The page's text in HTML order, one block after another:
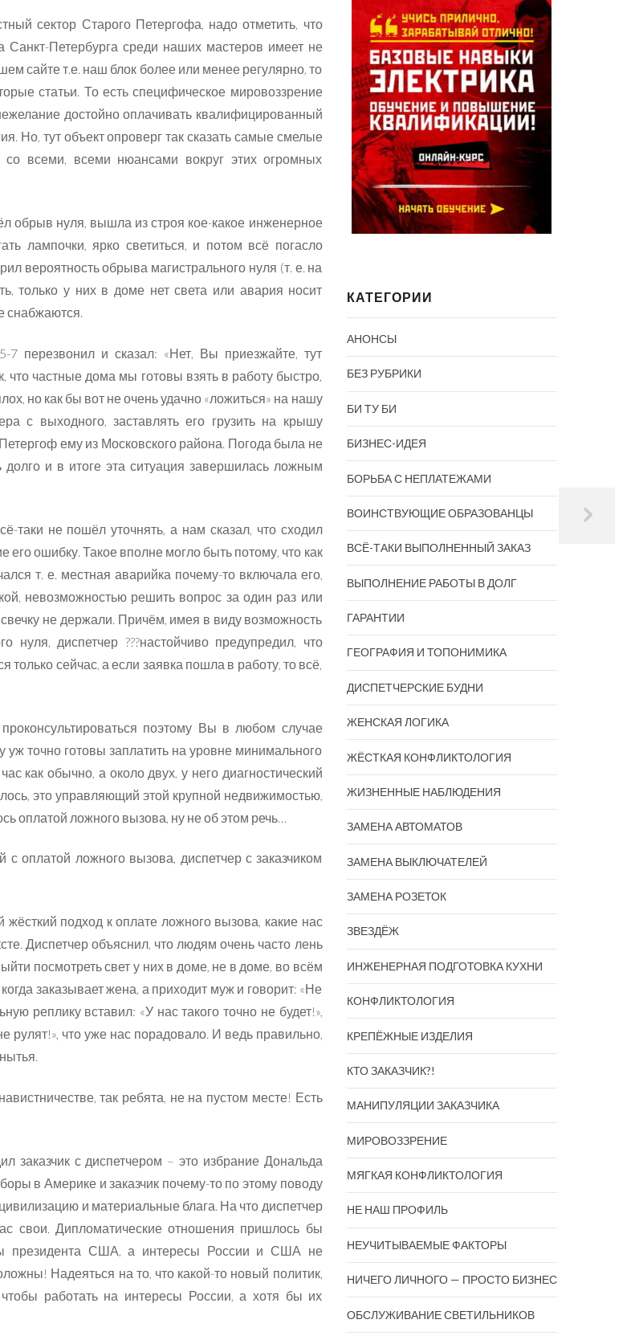
сектор Старого Петергофа, надо отметить, что
Санкт-Петербурга среди наших мастеров имеет не
сайте т.е. наш блок более или менее регулярно, то
статьи. То есть специфическое мировоззрение
достойно оплачивать квалифицированный
Но, тут объект опроверг так сказать самые смелые
со всеми, всеми нюансами вокруг этих огромных
обрыв нуля, вышла из строя кое-какое инженерное
лампочки, ярко светиться, и потом всё погасло
вероятность обрыва магистрального нуля (т. е. на
только у них в доме нет света или авария носит
снабжаются.
7 перезвонил и сказал: «Нет, Вы приезжайте, тут
что частные дома мы готовы взять в работу быстро,
но как бы вот не очень удачно «ложиться» на нашу
с выходного, заставлять его грузить на крышу
ему из Московского района. Погода была не
и в итоге эта ситуация завершилась ложным
таки не пошёл уточнять, а нам сказал, что сходил
ошибку. Такое вполне могло быть потому, что как
т. е. местная аварийка почему-то включала его,
невозможностью решить вопрос за один раз или
не держали. Причём, имея в виду возможность
диспетчер ???настойчиво предупредил, что
сейчас, а если заявка пошла в работу, то всё,
поэтому Вы в любом случае
точно готовы заплатить на уровне минимального
как обычно, а около двух, у него диагностический
это управляющий этой крупной недвижимостью,
оплатой ложного вызова, ну не об этом речь…
оплатой ложного вызова, диспетчер с заказчиком
жёсткий подход к оплате ложного вызова, какие нас
Диспетчер объяснил, что людям очень часто лень
посмотреть свет у них в доме, не в доме, во всём
заказывает жена, а приходит муж и говорит: «Не
реплику вставил: «У нас такого точно не будет!»,
рулят!», что уже нас порадовало. И ведь правильно,
так ребята, не на пустом месте! Есть
заказчик с диспетчером – это избрание Дональда
в Америке и заказчик почему-то по этому поводу
и материальные блага. На что диспетчер
свои. Дипломатические отношения пришлось бы
президента США, а интересы России и США не
Надеяться на то, что какой-то новый политик,
работать на интересы России, а хотя бы их
КАТЕГОРИИ
АНОНСЫ
БЕЗ РУБРИКИ
БИ ТУ БИ
БИЗНЕС-ИДЕЯ
БОРЬБА С НЕПЛАТЕЖАМИ
ВОИНСТВУЮЩИЕ ОБРАЗОВАНЦЫ
ВСЁ-ТАКИ ВЫПОЛНЕННЫЙ ЗАКАЗ
ВЫПОЛНЕНИЕ РАБОТЫ В ДОЛГ
ГАРАНТИИ
ГЕОГРАФИЯ И ТОПОНИМИКА
ДИСПЕТЧЕРСКИЕ БУДНИ
ЖЕНСКАЯ ЛОГИКА
ЖЁСТКАЯ КОНФЛИКТОЛОГИЯ
ЖИЗНЕННЫЕ НАБЛЮДЕНИЯ
ЗАМЕНА АВТОМАТОВ
ЗАМЕНА ВЫКЛЮЧАТЕЛЕЙ
ЗАМЕНА РОЗЕТОК
ЗВЕЗДЁЖ
ИНЖЕНЕРНАЯ ПОДГОТОВКА КУХНИ
КОНФЛИКТОЛОГИЯ
КРЕПЁЖНЫЕ ИЗДЕЛИЯ
КТО ЗАКАЗЧИК?!
МАНИПУЛЯЦИИ ЗАКАЗЧИКА
МИРОВОЗЗРЕНИЕ
МЯГКАЯ КОНФЛИКТОЛОГИЯ
НЕ НАШ ПРОФИЛЬ
НЕУЧИТЫВАЕМЫЕ ФАКТОРЫ
НИЧЕГО ЛИЧНОГО — ПРОСТО БИЗНЕС
ОБСЛУЖИВАНИЕ СВЕТИЛЬНИКОВ